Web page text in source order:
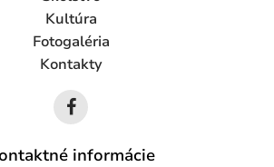
Kultúra
Fotogaléria
Kontakty
informácie